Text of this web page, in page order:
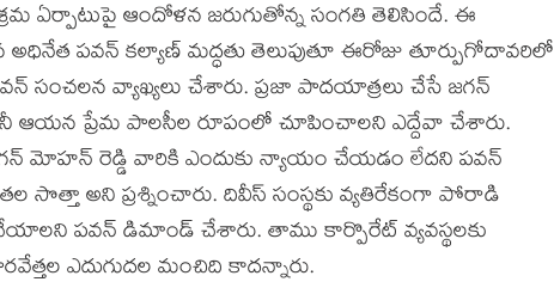
ఏర్పాటుపై ఆందోళన జరుగుతోన్న సంగతి తెలిసిందే. ఈ
పవన్ కల్యాణ్‌ మద్ధతు తెలుపుతూ ఈరోజు తూర్పుగోదావరిలో
సంచలన వ్యాఖ్యలు చేశారు. ప్రజా పాదయాత్రలు చేసే జగన్
ఆయన ప్రేమ పాలసీల రూపంలో చూపించాలని ఎద్దేవా చేశారు.
మోహన్ రెడ్డి వారికి ఎందుకు న్యాయం చేయడం లేదని పవన్
సొత్తా అని ప్రశ్నించారు. దివీస్ సంస్థకు వ్యతిరేకంగా పోరాడి
పవన్ డిమాండ్ చేశారు. తాము కార్పొరేట్ వ్యవస్థలకు
ఎదుగుదల మంచిది కాదన్నారు.